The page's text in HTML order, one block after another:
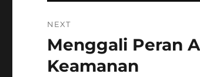
NEXT
Next
post:
Menggali Peran
Keamanan